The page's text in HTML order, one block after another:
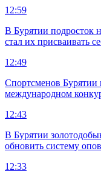
12:59
В Бурятии подросток
стал их присваивать
12:49
Спортсменов
международном
12:43
В Бурятии
обновить систему
12:33